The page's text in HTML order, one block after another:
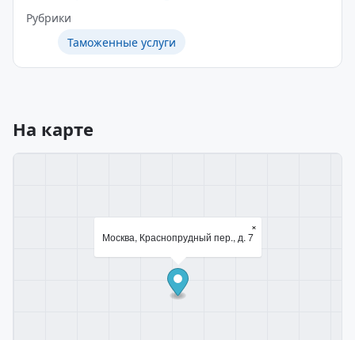
Рубрики
Таможенные услуги
На карте
Москва, Краснопрудный пер., д. 7
×